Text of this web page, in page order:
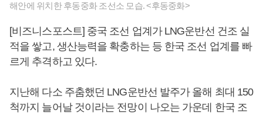
해안에 위치한 후동중화 조선소 모습. <후동중화>
[비즈니스포스트] 중국 조선 업계가 LNG운반선 건조 실
적을 쌓고, 생산능력을 확충하는 등 한국 조선 업계를 빠
르게 추격하고 있다.
지난해 다소 주춤했던 LNG운반선 발주가 올해 최대 150
척까지 늘어날 것이라는 전망이 나오는 가운데 한국 조